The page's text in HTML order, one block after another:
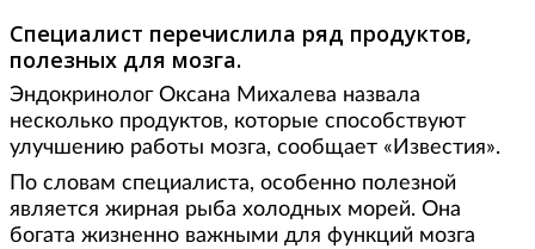
Специалист перечислила ряд продуктов,
полезных для мозга.
Эндокринолог Оксана Михалева назвала
несколько продуктов, которые способствуют
улучшению работы мозга, сообщает «Известия».
По словам специалиста, особенно полезной
является жирная рыба холодных морей. Она
богата жизненно важными для функций мозга